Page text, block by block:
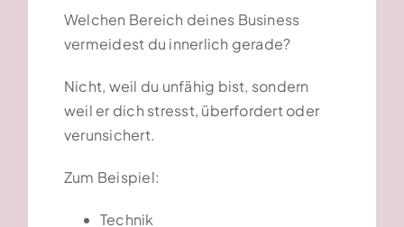
Welchen Bereich deines Business
vermeidest du innerlich gerade?
Nicht, weil du unfähig bist, sondern
weil er dich stresst, überfordert oder
verunsichert.
Zum Beispiel:
Technik